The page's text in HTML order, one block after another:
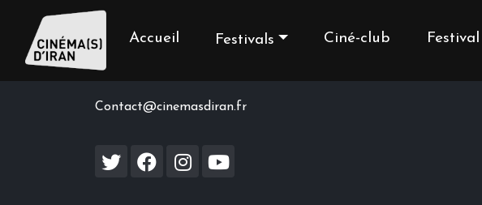
Accueil Festivals Ciné-club
Contact us
Contact@cinemasdiran.fr